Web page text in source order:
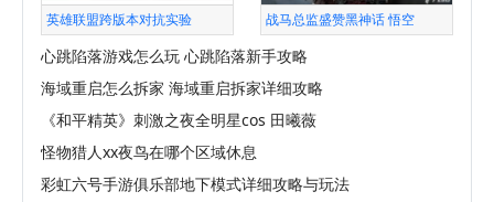
英雄联盟跨版本对抗实验 战马总监盛赞黑神话 悟空
心跳陷落游戏怎么玩 心跳陷落新手攻略
海域重启怎么拆家 海域重启拆家详细攻略
《和平精英》刺激之夜全明星cos 田曦薇
怪物猎人xx夜鸟在哪个区域休息
彩虹六号手游俱乐部地下模式详细攻略与玩法